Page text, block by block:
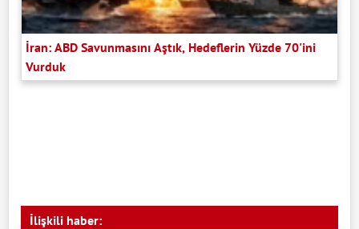
İran: ABD Savunmasını Aştık, Hedeflerin Yüzde 70'ini
Vurduk
İlişkili haber: